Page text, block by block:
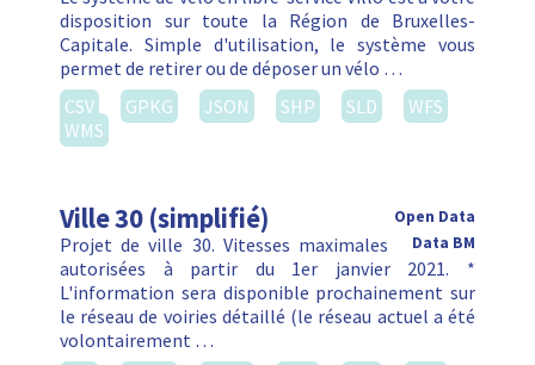
disposition sur toute la Région de Bruxelles-
Capitale. Simple d'utilisation, le système vous
permet de retirer ou de déposer un vélo …
CSV
GPKG JSON SHP SLD
WFS
WMS
Ville 30 (simplifié)
Open Data
Data BM
Projet de ville 30. Vitesses maximales
autorisées à partir du 1er janvier 2021. *
L'information sera disponible prochainement sur
le réseau de voiries détaillé (le réseau actuel a été
volontairement …